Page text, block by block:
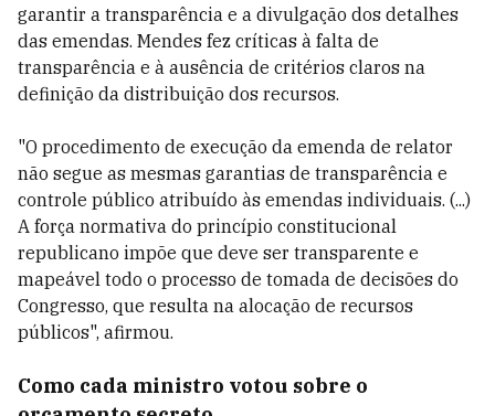
garantir a transparência e a divulgação dos detalhes
das emendas. Mendes fez críticas à falta de
transparência e à ausência de critérios claros na
definição da distribuição dos recursos.
"O procedimento de execução da emenda de relator
não segue as mesmas garantias de transparência e
controle público atribuído às emendas individuais. (...)
A força normativa do princípio constitucional
republicano impõe que deve ser transparente e
mapeável todo o processo de tomada de decisões do
Congresso, que resulta na alocação de recursos
públicos", afirmou.
Como cada ministro votou sobre o